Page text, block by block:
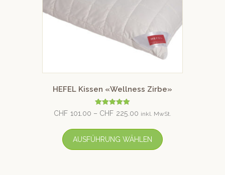
HEFEL Kissen «Wellness Zirbe»
Bewertet mit
5.00
CHF 101.00 – CHF 225.00 inkl. MwSt.
AUSFÜHRUNG WÄHLEN